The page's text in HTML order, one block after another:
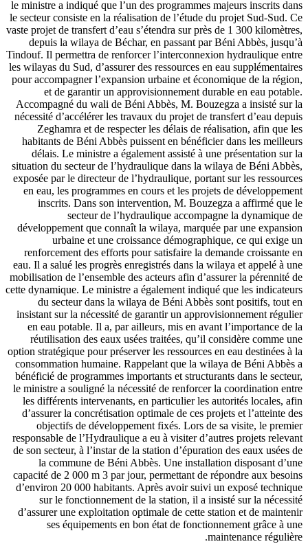
le ministre a indiqué que l’un des programmes majeurs inscrits dans
le secteur consiste en la réalisation de l’étude du projet Sud-Sud. Ce
vaste projet de transfert d’eau s’étendra sur près de 1 300 kilomètres,
depuis la wilaya de Béchar, en passant par Béni Abbès, jusqu’à
Tindouf. Il permettra de renforcer l’interconnexion hydraulique entre
les wilayas du Sud, d’assurer des ressources en eau supplémentaires
pour accompagner l’expansion urbaine et économique de la région,
et de garantir un approvisionnement durable en eau potable.
Accompagné du wali de Béni Abbès, M. Bouzegza a insisté sur la
nécessité d’accélérer les travaux du projet de transfert d’eau depuis
Zeghamra et de respecter les délais de réalisation, afin que les
habitants de Béni Abbès puissent en bénéficier dans les meilleurs
délais. Le ministre a également assisté à une présentation sur la
situation du secteur de l’hydraulique dans la wilaya de Béni Abbès,
exposée par le directeur de l’hydraulique, portant sur les ressources
en eau, les programmes en cours et les projets de développement
inscrits. Dans son intervention, M. Bouzegza a affirmé que le
secteur de l’hydraulique accompagne la dynamique de
développement que connaît la wilaya, marquée par une expansion
urbaine et une croissance démographique, ce qui exige un
renforcement des efforts pour satisfaire la demande croissante en
eau. Il a salué les progrès enregistrés dans la wilaya et appelé à une
mobilisation de l’ensemble des acteurs afin d’assurer la pérennité de
cette dynamique. Le ministre a également indiqué que les indicateurs
du secteur dans la wilaya de Béni Abbès sont positifs, tout en
insistant sur la nécessité de garantir un approvisionnement régulier
en eau potable. Il a, par ailleurs, mis en avant l’importance de la
réutilisation des eaux usées traitées, qu’il considère comme une
option stratégique pour préserver les ressources en eau destinées à la
consommation humaine. Rappelant que la wilaya de Béni Abbès a
bénéficié de programmes importants et structurants dans le secteur,
le ministre a souligné la nécessité de renforcer la coordination entre
les différents intervenants, en particulier les autorités locales, afin
d’assurer la concrétisation optimale de ces projets et l’atteinte des
objectifs de développement fixés. Lors de sa visite, le premier
responsable de l’Hydraulique a eu à visiter d’autres projets relevant
de son secteur, à l’instar de la station d’épuration des eaux usées de
la commune de Béni Abbès. Une installation disposant d’une
capacité de 2 000 m 3 par jour, permettant de répondre aux besoins
d’environ 20 000 habitants. Après avoir suivi un exposé technique
sur le fonctionnement de la station, il a insisté sur la nécessité
d’assurer une exploitation optimale de cette station et de maintenir
ses équipements en bon état de fonctionnement grâce à une
maintenance régulière.